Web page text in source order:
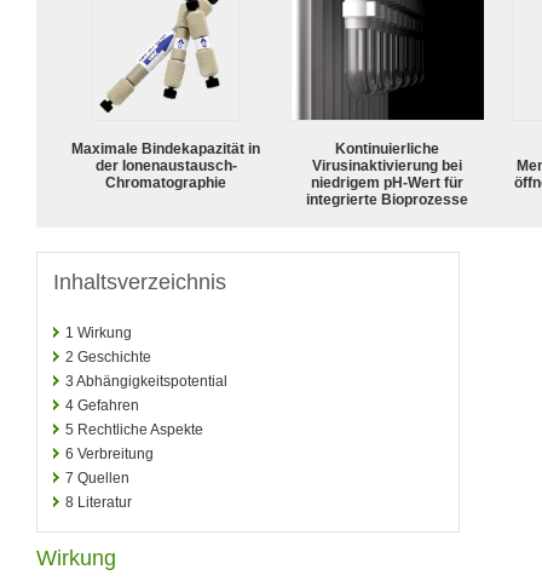
Maximale Bindekapazität in
der Ionenaustausch-
Chromatographie
Kontinuierliche
Virusinaktivierung bei
niedrigem pH-Wert für
integrierte Bioprozesse
Inhaltsverzeichnis
1 Wirkung
2 Geschichte
3 Abhängigkeitspotential
4 Gefahren
5 Rechtliche Aspekte
6 Verbreitung
7 Quellen
8 Literatur
Wirkung